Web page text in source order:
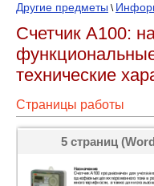
Другие предметы \
Счетчик A100:
технические
Страницы работы
5 страниц